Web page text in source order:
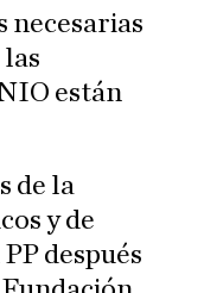
necesarias
están
de la
y de
después